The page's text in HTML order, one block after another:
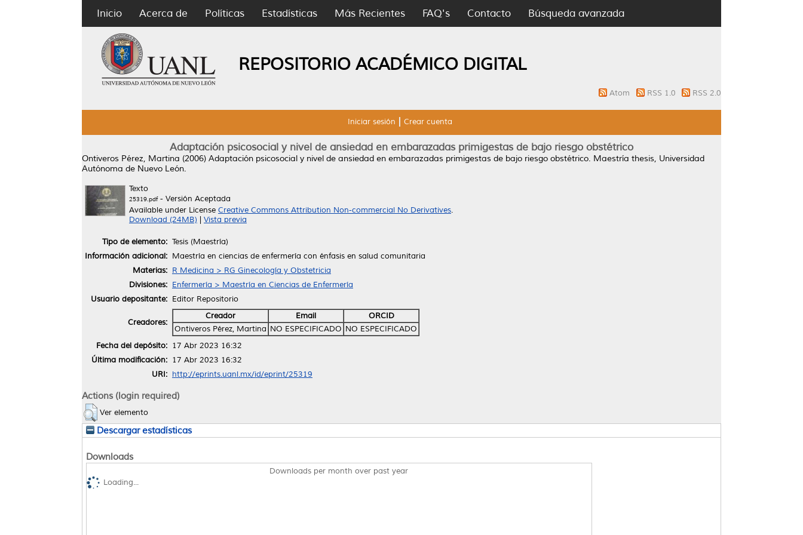
Inicio Acerca de Políticas Estadísticas Más Recientes FAQ's Contacto Búsqueda avanzada
REPOSITORIO ACADÉMICO DIGITAL
Atom RSS 1.0 RSS 2.0
Iniciar sesión Crear cuenta
Adaptación psicosocial y nivel de ansiedad en embarazadas primigestas de bajo riesgo obstétrico
Ontiveros Pérez, Martina (2006) Adaptación psicosocial y nivel de ansiedad en embarazadas primigestas de bajo riesgo obstétrico. Maestría thesis, Universidad
Autónoma de Nuevo León.
Texto
25319.pdf- Versión Aceptada
Available under License Creative Commons Attribution Non-commercial No Derivatives.
Download (24MB)
Vista previa
Tipo de elemento: Tesis (Maestría)
Información adicional: Maestría en ciencias de enfermería con énfasis en salud comunitaria
Materias: R Medicina > RG Ginecología y Obstetricia
Divisiones: Enfermería > Maestría en Ciencias de Enfermería
Usuario depositante: Editor Repositorio
Creadores:
Creador Email
ORCID
Ontiveros Pérez, Martina NO ESPECIFICADO NO ESPECIFICADO
Fecha del depósito: 17 Abr 2023 16:32
Última modificación: 17 Abr 2023 16:32
URI: http://eprints.uanl.mx/id/eprint/25319
Actions (login required)
Ver elemento
Descargar estadísticas
Downloads
Downloads per month over past year
Loading...